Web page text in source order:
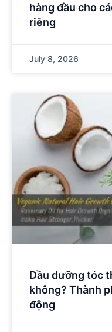
hàng đầu cho
riêng
July 8, 2026
Dầu dưỡng tóc
không? Thành
động